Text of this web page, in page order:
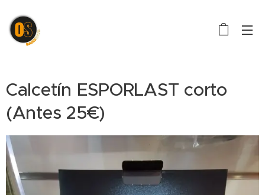
Calcetín ESPORLAST corto
(Antes 25€)